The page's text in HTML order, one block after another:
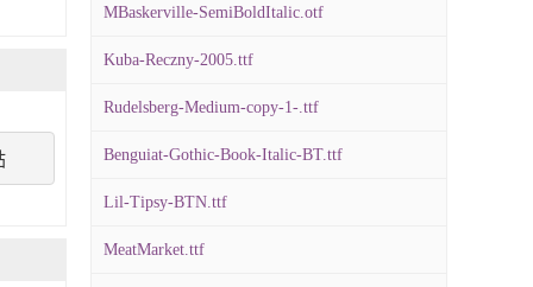
MBaskerville-SemiBoldItalic.otf
Kuba-Reczny-2005.ttf
Rudelsberg-Medium-copy-1-.ttf
Benguiat-Gothic-Book-Italic-BT.ttf
Lil-Tipsy-BTN.ttf
MeatMarket.ttf